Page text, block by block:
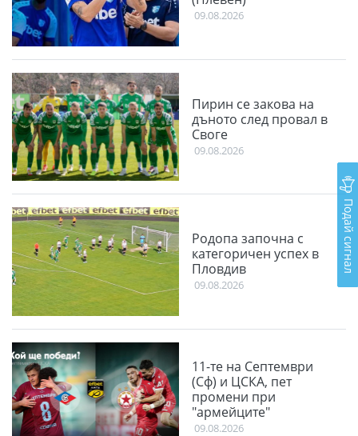
09.08.2026
Пирин се закова на
дъното след провал в
Своге
09.08.2026
Родопа започна с
категоричен успех в
Пловдив
09.08.2026
11-те на Септември
(Сф) и ЦСКА, пет
промени при
"армейците"
09.08.2026
Подай сигнал